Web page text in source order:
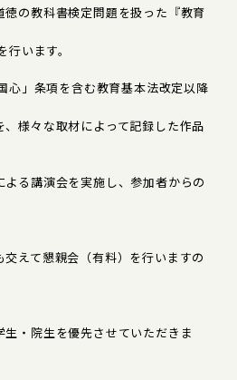
の教科書検定問題を扱った『教育
います。
心」条項を含む教育基本法改定以降
様々な取材によって記録した作品
よる講演会を実施し、参加者からの
えて懇親会（有料）を行いますの
・院生を優先させていただきま